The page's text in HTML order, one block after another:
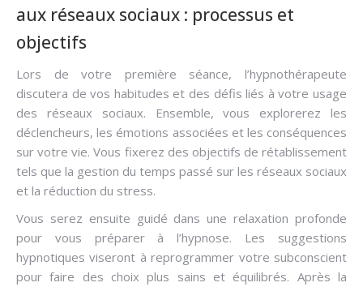
aux réseaux sociaux : processus et
objectifs
Lors de votre première séance, l’hypnothérapeute
discutera de vos habitudes et des défis liés à votre usage
des réseaux sociaux. Ensemble, vous explorerez les
déclencheurs, les émotions associées et les conséquences
sur votre vie. Vous fixerez des objectifs de rétablissement
tels que la gestion du temps passé sur les réseaux sociaux
et la réduction du stress.
Vous serez ensuite guidé dans une relaxation profonde
pour vous préparer à l’hypnose. Les suggestions
hypnotiques viseront à reprogrammer votre subconscient
pour faire des choix plus sains et équilibrés. Après la